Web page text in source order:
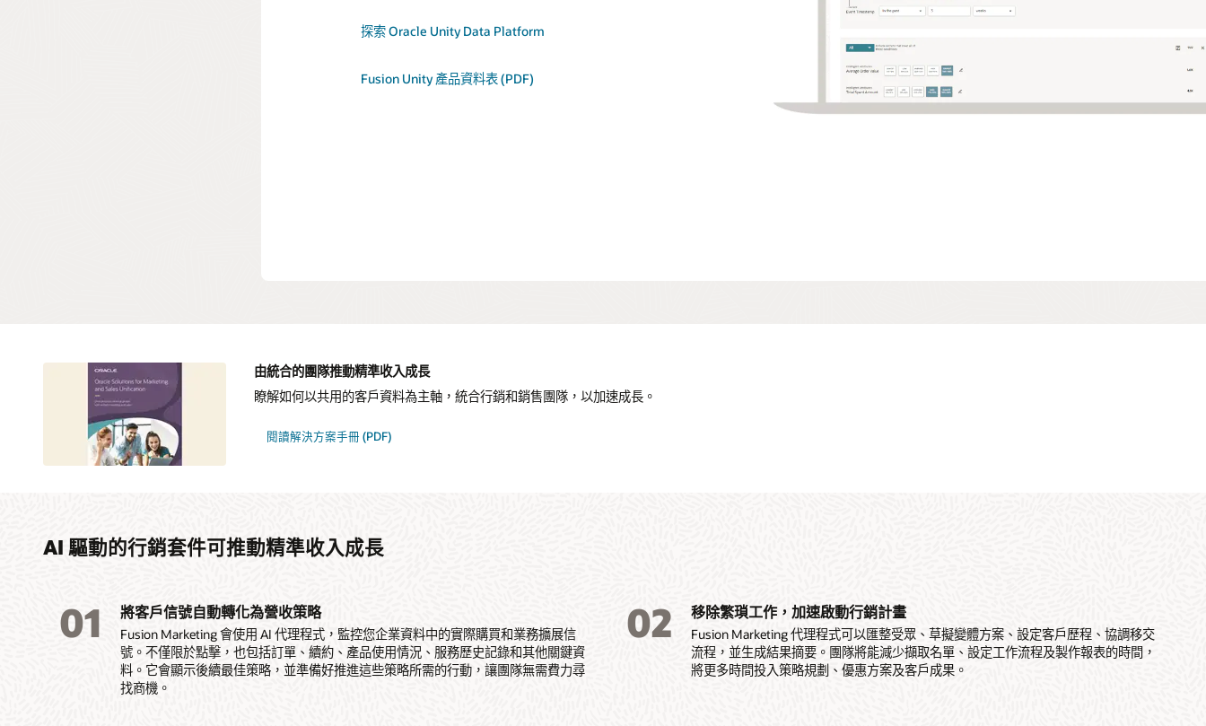
探索 Oracle Unity Data Platform
Fusion Unity 產品資料表 (PDF)
使用 AI 輔助工作流程，識別出
其進行評分與培養。
由統合的團隊推動精準收入成長
瞭解如何以共用的客戶資料為主軸，統合行銷和銷售團隊，以加速成長。
閱讀解決方案手冊 (PDF)
AI 驅動的行銷套件可推動精準收入成長
01 將客戶信號自動轉化為營收策略
Fusion Marketing 會使用 AI 代理程式，監控您企業資料中的實際購買和業務擴展信
號。不僅限於點擊，也包括訂單、續約、產品使用情況、服務歷史記錄和其他關鍵資
料。它會顯示後續最佳策略，並準備好推進這些策略所需的行動，讓團隊無需費力尋
找商機。
02 移除繁瑣工作，加速啟動行銷計畫
Fusion Marketing 代理程式可以匯整受眾、草擬變體方案、設定客戶歷程、協調移交
流程，並生成結果摘要。團隊將能減少擷取名單、設定工作流程及製作報表的時間，
將更多時間投入策略規劃、優惠方案及客戶成果。